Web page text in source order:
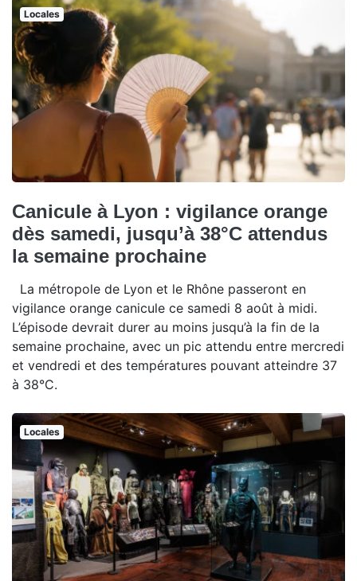
Locales
Canicule à Lyon : vigilance orange
dès samedi, jusqu’à 38°C attendus
la semaine prochaine
La métropole de Lyon et le Rhône passeront en
vigilance orange canicule ce samedi 8 août à midi.
L’épisode devrait durer au moins jusqu’à la fin de la
semaine prochaine, avec un pic attendu entre mercredi
et vendredi et des températures pouvant atteindre 37
à 38°C.
Locales